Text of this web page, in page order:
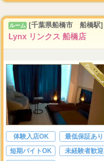
ルーム [千葉県船橋市 船橋駅]
Lynx リンクス 船橋店
体験入店OK 最低保証あり
短期バイトOK
未経験者歓迎